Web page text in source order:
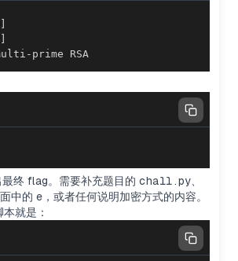
prime RSA
终 flag。需要补充题目的 chall.py
面中的 e ，或者任何说明加密方式的内容。
就是：